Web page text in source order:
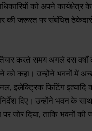
को अपने कार्यक्षेत्र
की जरूरत पर संबंधित
तैयार करते समय अगले दस
कहा। उन्होंने भवनों में अच्छी
इलेक्ट्रिक फिटिंग
दिए। उन्होंने भवन के
जोर दिया, ताकि भवनों की